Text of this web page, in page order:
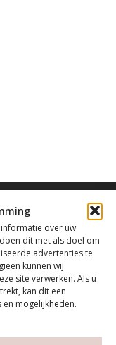
over uw
dit met als doel om
advertenties te
kunnen wij
site verwerken. Als u
kan dit een
mogelijkheden.